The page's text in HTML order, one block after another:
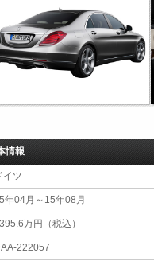
情報
イツ
年04月～15年08月
万円（税込）
222057